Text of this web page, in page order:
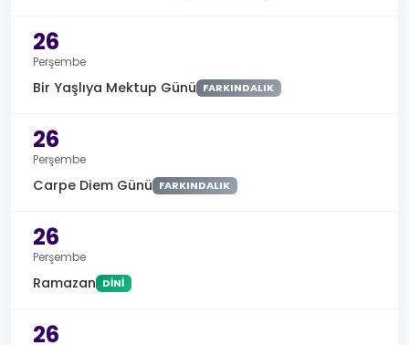
26
Perşembe
Bir Yaşlıya Mektup Günü FARKINDALIK
26
Perşembe
Carpe Diem Günü FARKINDALIK
26
Perşembe
Ramazan DINI
26